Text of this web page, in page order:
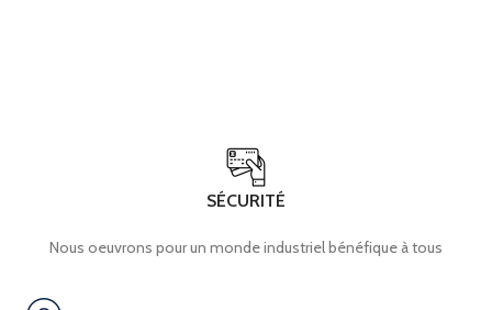
SÉCURITÉ
Nous oeuvrons pour un monde industriel bénéfique à tous